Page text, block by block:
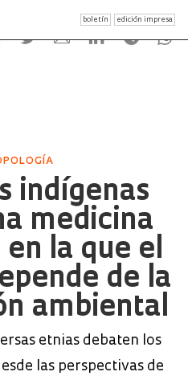
boletín edición impresa
indígenas
medicina
la que el
de la
ambiental
etnias debaten los
las perspectivas de